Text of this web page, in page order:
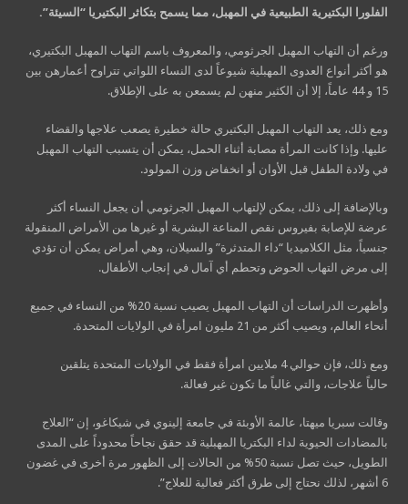
الفلورا البكتيرية الطبيعية في المهبل، مما يسمح بتكاثر البكتيريا “السيئة”.
ورغم أن التهاب المهبل الجرثومي، والمعروف باسم التهاب المهبل البكتيري،
هو أكثر أنواع العدوى المهبلية شيوعاً لدى النساء اللواتي تتراوح أعمارهن بين
15 و 44 عاماً، إلا أن الكثير منهن لم يسمعن به على الإطلاق.
ومع ذلك، يعد التهاب المهبل البكتيري حالة خطيرة يصعب علاجها والقضاء
عليها. وإذا كانت المرأة مصابة أثناء الحمل، يمكن أن يتسبب التهاب المهبل
في ولادة الطفل قبل الأوان أو انخفاض وزن المولود.
وبالإضافة إلى ذلك، يمكن لإلتهاب المهبل الجرثومي أن يجعل النساء أكثر
عرضة للإصابة بفيروس نقص المناعة البشرية أو غيرها من الأمراض المنقولة
جنسياً، مثل الكلاميديا “داء المتدثرة” ​​والسيلان، وهي أمراض يمكن أن تؤدي
إلى مرض التهاب الحوض وتحطم أي آمال في إنجاب الأطفال.
وأظهرت الدراسات أن التهاب المهبل يصيب نسبة 20% من النساء في جميع
أنحاء العالم، ويصيب أكثر من 21 مليون امرأة في الولايات المتحدة.
ومع ذلك، فإن حوالي 4 ملايين امرأة فقط في الولايات المتحدة يتلقين
حالياً علاجات، والتي غالباً ما تكون غير فعالة.
وقالت سبريا ميهتا، عالمة الأوبئة في جامعة إلينوي في شيكاغو، إن “العلاج
بالمضادات الحيوية لداء البكتريا المهبلية قد حقق نجاحاً محدوداً على المدى
الطويل، حيث تصل نسبة 50% من الحالات إلى الظهور مرة أخرى في غضون
6 أشهر، لذلك نحتاج إلى طرق أكثر فعالية للعلاج”.